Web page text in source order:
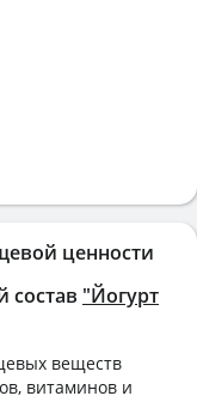
ценности
состав "Йогурт
веществ
витаминов и